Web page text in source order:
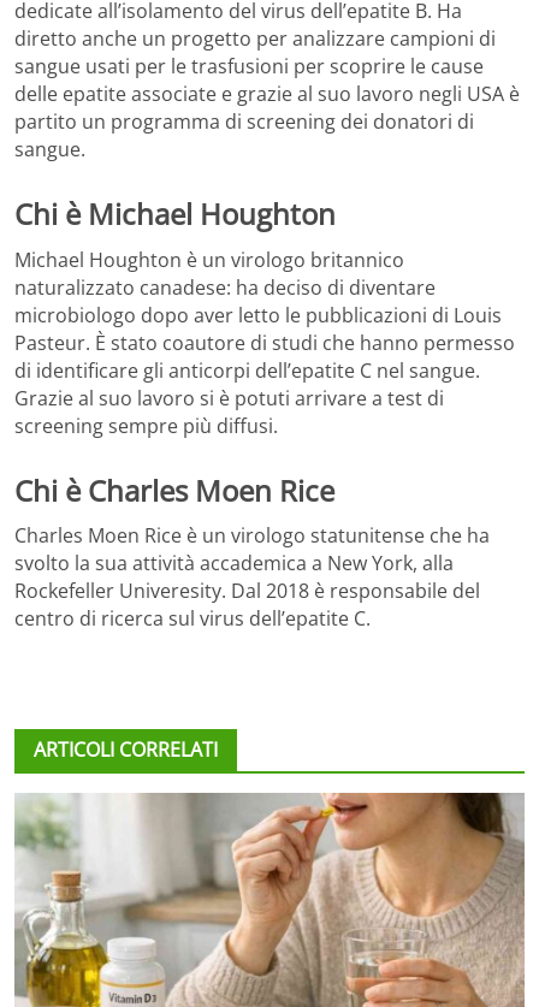
dedicate all’isolamento del virus dell’epatite B. Ha
diretto anche un progetto per analizzare campioni di
sangue usati per le trasfusioni per scoprire le cause
delle epatite associate e grazie al suo lavoro negli USA è
partito un programma di screening dei donatori di
sangue.
Chi è Michael Houghton
Michael Houghton è un virologo britannico
naturalizzato canadese: ha deciso di diventare
microbiologo dopo aver letto le pubblicazioni di Louis
Pasteur. È stato coautore di studi che hanno permesso
di identificare gli anticorpi dell’epatite C nel sangue.
Grazie al suo lavoro si è potuti arrivare a test di
screening sempre più diffusi.
Chi è Charles Moen Rice
Charles Moen Rice è un virologo statunitense che ha
svolto la sua attività accademica a New York, alla
Rockefeller Univeresity. Dal 2018 è responsabile del
centro di ricerca sul virus dell’epatite C.
ARTICOLI CORRELATI